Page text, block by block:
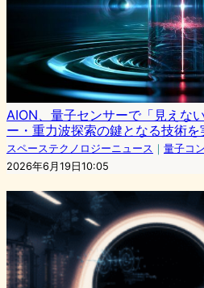
AION、量子センサーで「見えな
ー・重力波探索の鍵となる技術を
スペーステクノロジーニュース ｜ 量子コ
2026年6月19日10:05